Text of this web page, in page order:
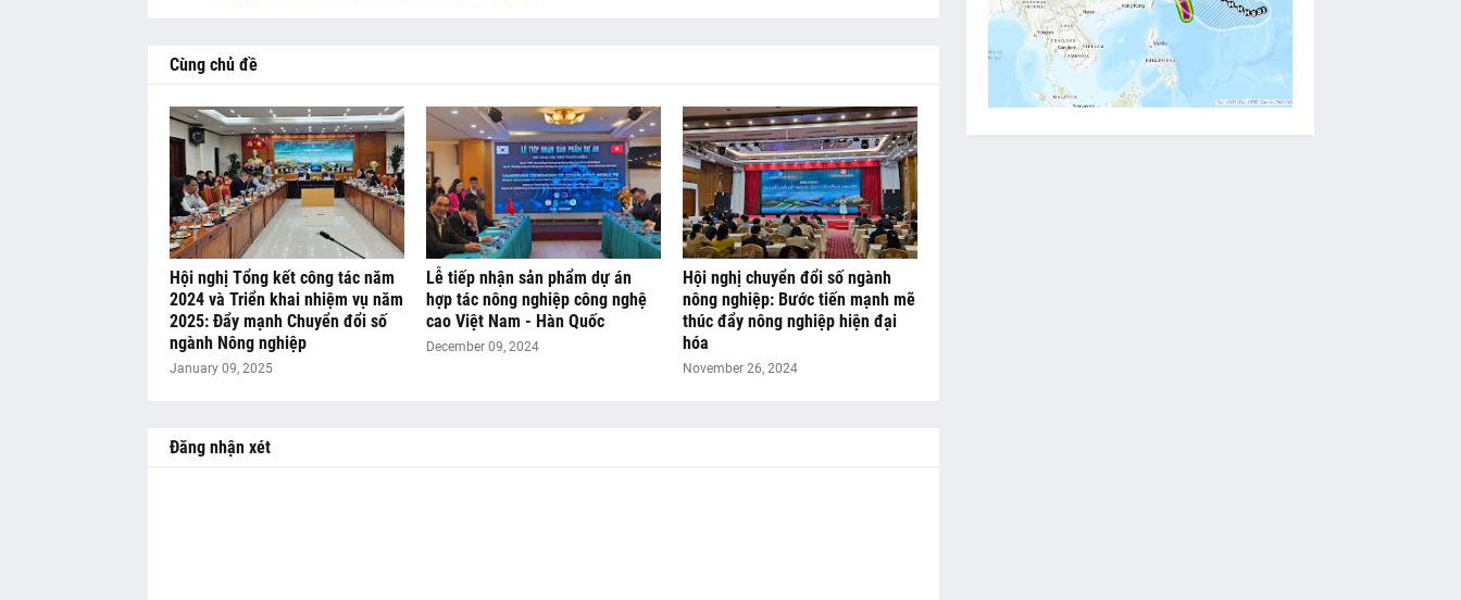
Cùng chủ đề
Hội nghị Tổng kết công tác năm
2024 và Triển khai nhiệm vụ năm
2025: Đẩy mạnh Chuyển đổi số
ngành Nông nghiệp
January 09, 2025
Lễ tiếp nhận sản phẩm dự án
hợp tác nông nghiệp công nghệ
cao Việt Nam - Hàn Quốc
December 09, 2024
Hội nghị chuyển đổi số ngành
nông nghiệp: Bước tiến mạnh mẽ
thúc đẩy nông nghiệp hiện đại
hóa
November 26, 2024
Đăng nhận xét